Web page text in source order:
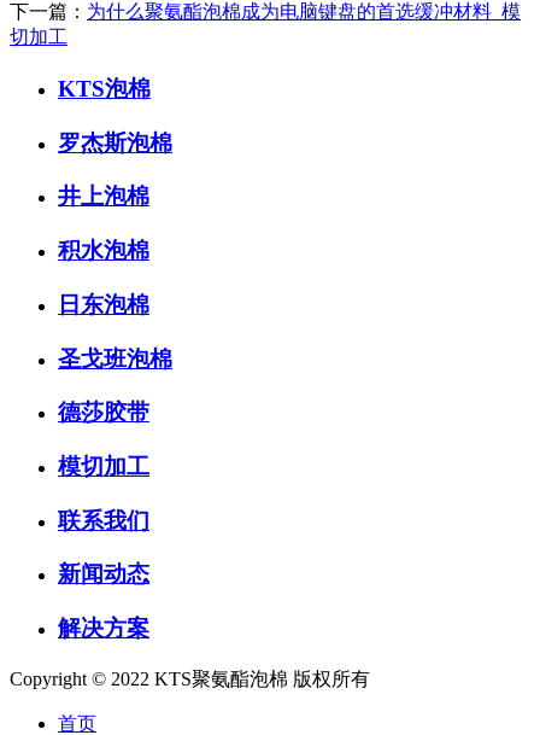
下一篇： 为什么聚氨酯泡棉成为电脑键盘的首选缓冲材料_模
切加工
KTS泡棉
罗杰斯泡棉
井上泡棉
积水泡棉
日东泡棉
圣戈班泡棉
德莎胶带
模切加工
联系我们
新闻动态
解决方案
Copyright © 2022 KTS聚氨酯泡棉 版权所有
首页